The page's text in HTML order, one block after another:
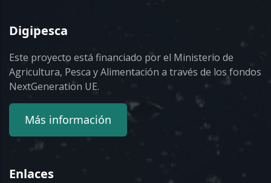
Digipesca
Este proyecto está financiado por el Ministerio de
Agricultura, Pesca y Alimentación a través de los fondos
NextGeneration UE.
Más información
Enlaces